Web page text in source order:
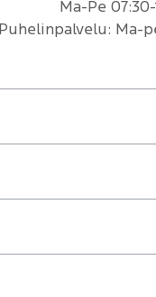
Ma-Pe 07:30-
Puhelinpalvelu: Ma-